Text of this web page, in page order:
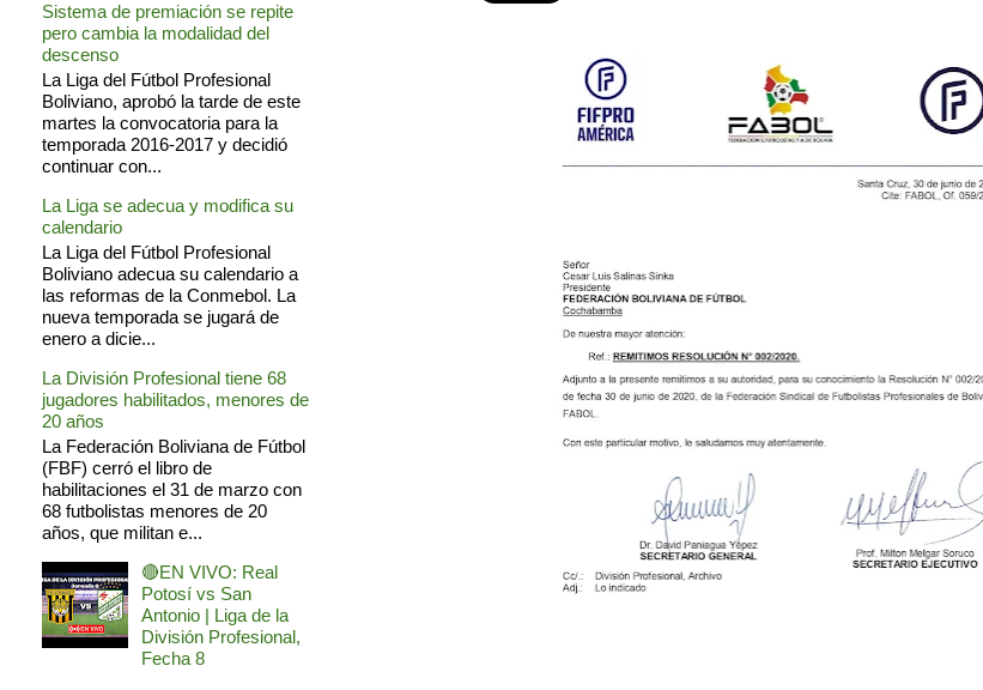
Sistema de premiación se repite
pero cambia la modalidad del
descenso
La Liga del Fútbol Profesional
Boliviano, aprobó la tarde de este
martes la convocatoria para la
temporada 2016-2017 y decidió
continuar con...
La Liga se adecua y modifica su
calendario
La Liga del Fútbol Profesional
Boliviano adecua su calendario a
las reformas de la Conmebol. La
nueva temporada se jugará de
enero a dicie...
La División Profesional tiene 68
jugadores habilitados, menores de
20 años
La Federación Boliviana de Fútbol
(FBF) cerró el libro de
habilitaciones el 31 de marzo con
68 futbolistas menores de 20
años, que militan e...
🔴EN VIVO: Real
Potosí vs San
Antonio | Liga de la
División Profesional,
Fecha 8